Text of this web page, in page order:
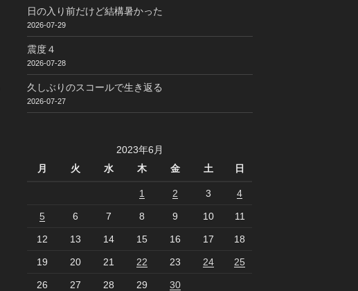
日の入り前だけど結構暑かった
2026-07-29
震度４
2026-07-28
久しぶりのスコールで生き返る
2026-07-27
2023年6月
月
火 水 木 金 土 日
1 2 3 4
5 6 7 8 9 10 11
12 13 14 15 16 17 18
19 20 21 22 23 24 25
26 27 28 29 30